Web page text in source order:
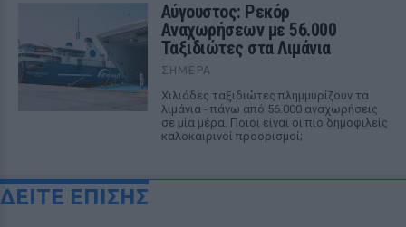
Αύγουστος: Ρεκόρ
Αναχωρήσεων με 56.000
Ταξιδιώτες στα Λιμάνια
ΣΉΜΕΡΑ
Χιλιάδες ταξιδιώτες πλημμυρίζουν τα
λιμάνια - πάνω από 56.000 αναχωρήσεις
σε μία μέρα. Ποιοι είναι οι πιο δημοφιλείς
καλοκαιρινοί προορισμοί;
ΔΕΙΤΕ ΕΠΙΣΗΣ